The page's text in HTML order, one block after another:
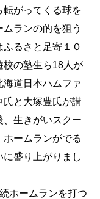
青
転がってくる球を
ランの的を狙う
るさと足寄１０
校の塾生ら18人が
道日本ハムファ
氏と大塚豊氏が講
、生きがいスクー
ームランがでる
盛り上がりまし
ホームランを打つ